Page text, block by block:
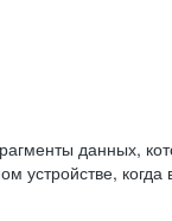
данных,
устройстве,